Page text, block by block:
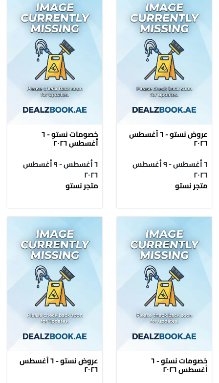
عروض نستو - ٦ أغسطس
٢٠٢٦
٦ أغسطس - ٩ أغسطس
٢٠٢٦
متجر نستو
خصومات نستو - ٦
أغسطس ٢٠٢٦
٦ أغسطس - ٩ أغسطس
٢٠٢٦
متجر نستو
خصومات نستو - ٦
أغسطس ٢٠٢٦
عروض نستو - ٦ أغسطس
٢٠٢٦